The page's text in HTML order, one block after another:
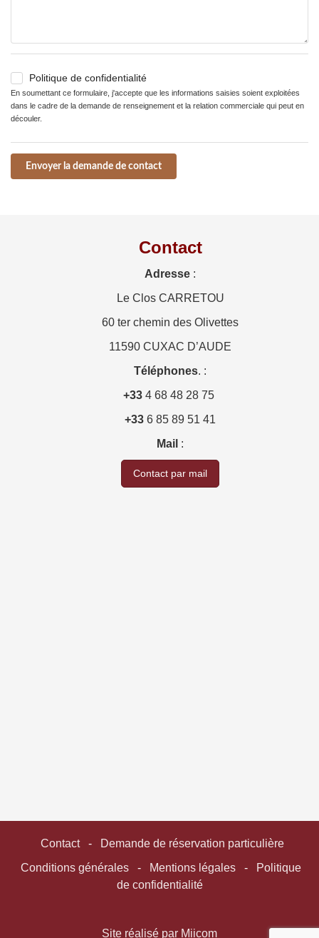
Politique de confidentialité
En soumettant ce formulaire, j'accepte que les informations saisies soient exploitées
dans le cadre de la demande de renseignement et la relation commerciale qui peut en
découler.
Envoyer la demande de contact
Contact
Adresse :
Le Clos CARRETOU
60 ter chemin des Olivettes
11590 CUXAC D’AUDE
Téléphones. :
+33 4 68 48 28 75
+33 6 85 89 51 41
Mail :
Contact par mail
Contact -
Demande de réservation particulière
Conditions générales - Mentions légales -
Politique
de confidentialité
Site réalisé par Miicom